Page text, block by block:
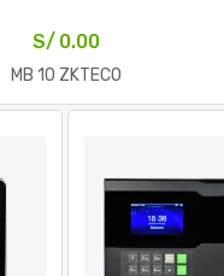
S/ 0.00
MB 10 ZKTECO